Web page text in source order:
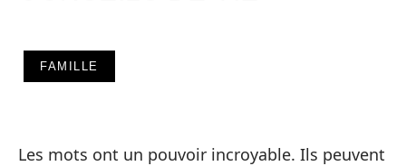
FAMILLE
Les mots ont un pouvoir incroyable. Ils peuvent